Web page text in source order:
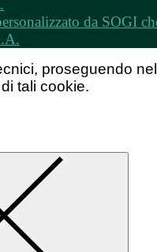
da SOGI
proseguendo
tali cookie.